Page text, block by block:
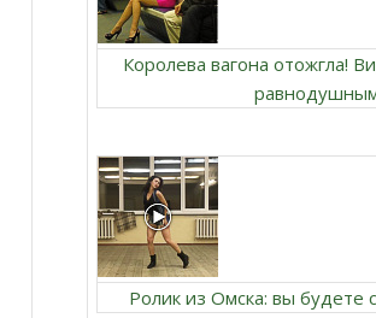
Королева вагона отожгла!
Ролик из Омска: вы будете